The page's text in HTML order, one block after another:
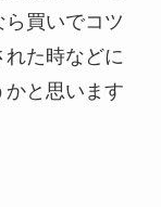
買いでコツ
れた時などに
と思います